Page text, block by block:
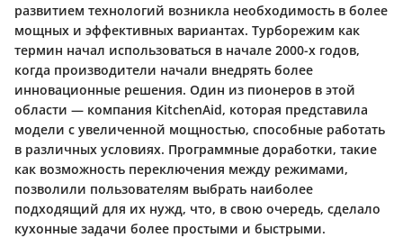
развитием технологий возникла необходимость в более
мощных и эффективных вариантах. Турборежим как
термин начал использоваться в начале 2000-х годов,
когда производители начали внедрять более
инновационные решения. Один из пионеров в этой
области — компания KitchenAid, которая представила
модели с увеличенной мощностью, способные работать
в различных условиях. Программные доработки, такие
как возможность переключения между режимами,
позволили пользователям выбрать наиболее
подходящий для их нужд, что, в свою очередь, сделало
кухонные задачи более простыми и быстрыми.